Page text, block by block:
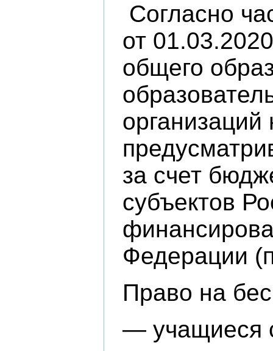
Согласно
от
общего
за счет
субъектов
Федерации
Право на
— учащиеся